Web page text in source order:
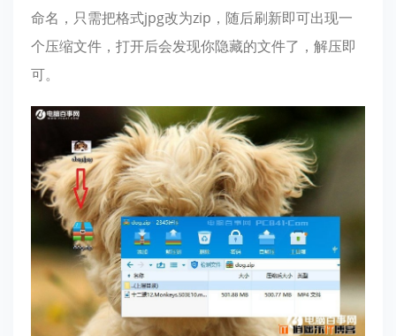
命名，只需把格式jpg改为zip，随后刷新即可出现一
个压缩文件，打开后会发现你隐藏的文件了，解压即
可。